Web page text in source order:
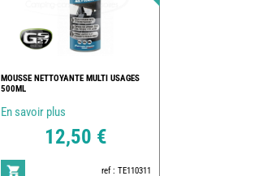
MOUSSE NETTOYANTE MULTI USAGES
500ML
En savoir plus
12,50 €
ref : TE110311